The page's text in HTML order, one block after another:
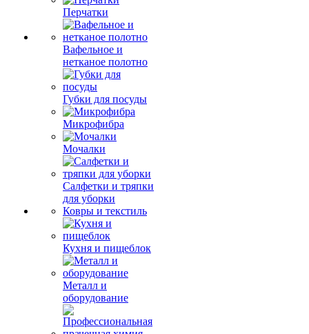
Перчатки
Вафельное и
нетканое полотно
Губки для посуды
Микрофибра
Мочалки
Салфетки и тряпки
для уборки
Ковры и текстиль
Кухня и пищеблок
Металл и
оборудование